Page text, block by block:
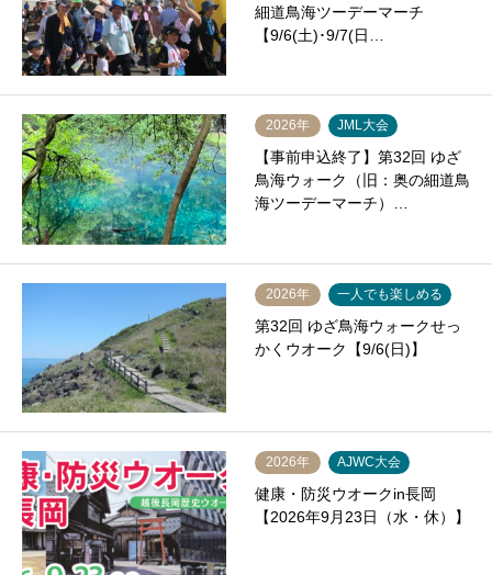
細道鳥海ツーデーマーチ
【9/6(土)･9/7(日…
2026年 JML大会
【事前申込終了】第32回 ゆざ
鳥海ウォーク（旧：奥の細道鳥
海ツーデーマーチ）…
2026年 一人でも楽しめる
第32回 ゆざ鳥海ウォークせっ
かくウオーク【9/6(日)】
2026年 AJWC大会
健康・防災ウオークin長岡
【2026年9月23日（水・休）】